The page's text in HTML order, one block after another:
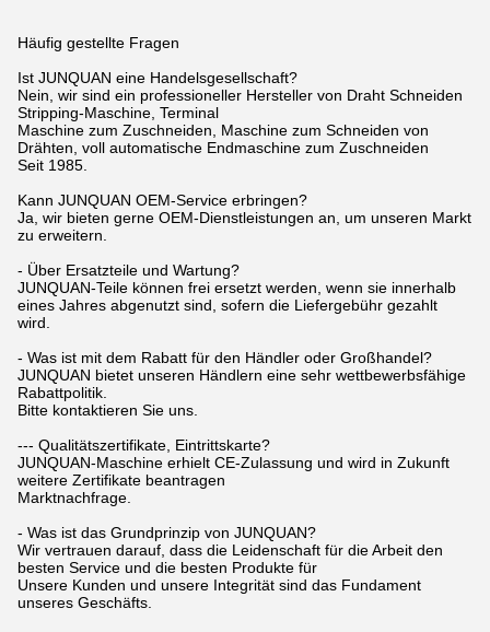
Häufig gestellte Fragen
Ist JUNQUAN eine Handelsgesellschaft?
Nein, wir sind ein professioneller Hersteller von Draht Schneiden
Stripping-Maschine, Terminal
Maschine zum Zuschneiden, Maschine zum Schneiden von
Drähten, voll automatische Endmaschine zum Zuschneiden
Seit 1985.
Kann JUNQUAN OEM-Service erbringen?
Ja, wir bieten gerne OEM-Dienstleistungen an, um unseren Markt
zu erweitern.
- Über Ersatzteile und Wartung?
JUNQUAN-Teile können frei ersetzt werden, wenn sie innerhalb
eines Jahres abgenutzt sind, sofern die Liefergebühr gezahlt
wird.
- Was ist mit dem Rabatt für den Händler oder Großhandel?
JUNQUAN bietet unseren Händlern eine sehr wettbewerbsfähige
Rabattpolitik.
Bitte kontaktieren Sie uns.
--- Qualitätszertifikate, Eintrittskarte?
JUNQUAN-Maschine erhielt CE-Zulassung und wird in Zukunft
weitere Zertifikate beantragen
Marktnachfrage.
- Was ist das Grundprinzip von JUNQUAN?
Wir vertrauen darauf, dass die Leidenschaft für die Arbeit den
besten Service und die besten Produkte für
Unsere Kunden und unsere Integrität sind das Fundament
unseres Geschäfts.